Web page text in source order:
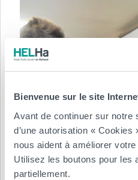
Bienvenue sur le site
Avant de continuer sur notre
d’une autorisation «
nous aident à améliorer
Utilisez les boutons pour les
partiellement.